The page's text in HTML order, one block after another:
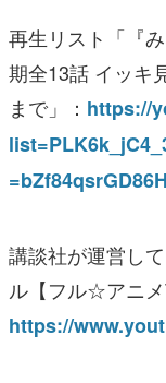
再生リスト「『
期全13話 イッキ
まで」： https://
講談社が運営し
ル【フル☆アニメ
https://